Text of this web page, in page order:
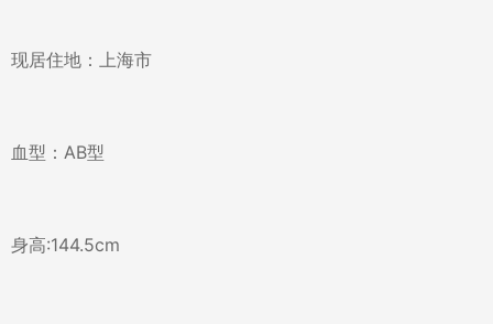
现居住地：上海市
血型：AB型
身高:144.5cm